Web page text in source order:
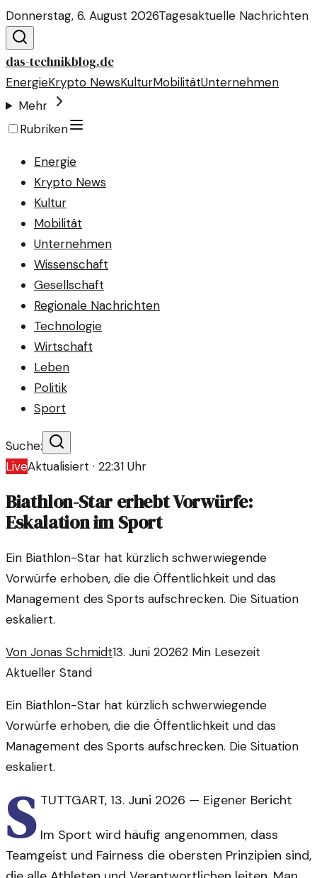
Donnerstag, 6. August 2026Tagesaktuelle Nachrichten
das-technikblog.de
EnergieKrypto NewsKulturMobilitätUnternehmen
Mehr
Rubriken
Energie
Krypto News
Kultur
Mobilität
Unternehmen
Wissenschaft
Gesellschaft
Regionale Nachrichten
Technologie
Wirtschaft
Leben
Politik
Sport
Suche:
LiveAktualisiert · 22:31 Uhr
Biathlon-Star erhebt Vorwürfe:
Eskalation im Sport
Ein Biathlon-Star hat kürzlich schwerwiegende
Vorwürfe erhoben, die die Öffentlichkeit und das
Management des Sports aufschrecken. Die Situation
eskaliert.
Von Jonas Schmidt13. Juni 20262 Min Lesezeit
Aktueller Stand
Ein Biathlon-Star hat kürzlich schwerwiegende
Vorwürfe erhoben, die die Öffentlichkeit und das
Management des Sports aufschrecken. Die Situation
eskaliert.
S TUTTGART, 13. Juni 2026 — Eigener Bericht
Im Sport wird häufig angenommen, dass
Teamgeist und Fairness die obersten Prinzipien sind,